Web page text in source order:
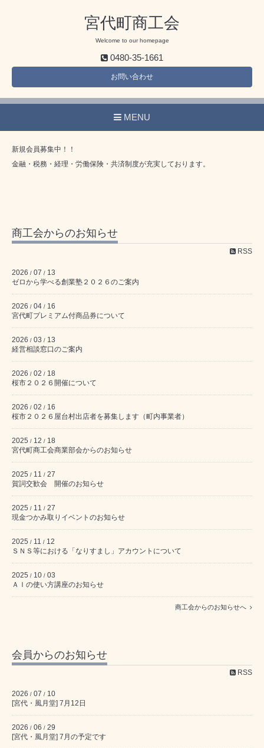
宮代町商工会
Welcome to our homepage
0480-35-1661
お問い合わせ
MENU
新規会員募集中！！
金融・税務・経理・労働保険・共済制度が充実しております。
商工会からのお知らせ
RSS
2026 / 07 / 13
ゼロから学べる創業塾２０２６のご案内
2026 / 04 / 16
宮代町プレミアム付商品券について
2026 / 03 / 13
経営相談窓口のご案内
2026 / 02 / 18
桜市２０２６開催について
2026 / 02 / 16
桜市２０２６屋台村出店者を募集します（町内事業者）
2025 / 12 / 18
宮代町商工会商業部会からのお知らせ
2025 / 11 / 27
賀詞交歓会 開催のお知らせ
2025 / 11 / 27
現金つかみ取りイベントのお知らせ
2025 / 11 / 12
ＳＮＳ等における「なりすまし」アカウントについて
2025 / 10 / 03
ＡＩの使い方講座のお知らせ
商工会からのお知らせへ
会員からのお知らせ
RSS
2026 / 07 / 10
[宮代・風月堂] 7月12日
2026 / 06 / 29
[宮代・風月堂] 7月の予定です